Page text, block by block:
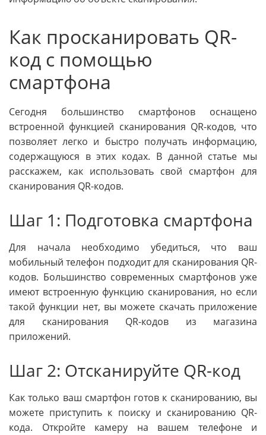
Как просканировать QR-
код с помощью
смартфона
Сегодня большинство смартфонов оснащено
встроенной функцией сканирования QR-кодов, что
позволяет легко и быстро получать информацию,
содержащуюся в этих кодах. В данной статье мы
расскажем, как использовать свой смартфон для
сканирования QR-кодов.
Шаг 1: Подготовка смартфона
Для начала необходимо убедиться, что ваш
мобильный телефон подходит для сканирования QR-
кодов. Большинство современных смартфонов уже
имеют встроенную функцию сканирования, но если
такой функции нет, вы можете скачать приложение
для сканирования QR-кодов из магазина
приложений.
Шаг 2: Отсканируйте QR-код
Как только ваш смартфон готов к сканированию, вы
можете приступить к поиску и сканированию QR-
кода. Откройте камеру на вашем телефоне и